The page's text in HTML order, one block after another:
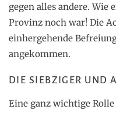
gegen alles andere. Wie
Provinz noch war! Die
einhergehende
angekommen.
DIE SIEBZIGER UND
Eine ganz wichtige